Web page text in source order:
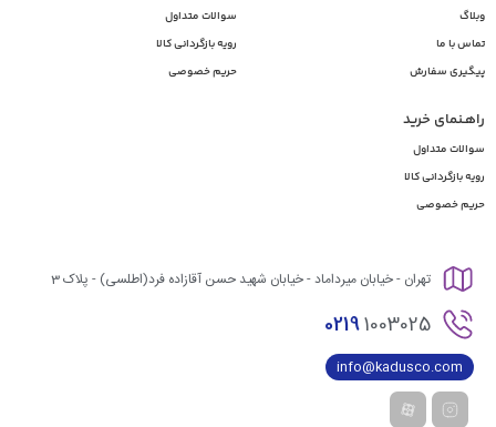
وبلاگ
تماس با ما
پیگیری سفارش
سوالات متداول
رویه بازگردانی کالا
حریم خصوصی
راهـنمای خرید
سوالات متداول
رویه بازگردانی کالا
حریم خصوصی
تهران - خیابان میرداماد - خیابان شهید حسن آقازاده فرد(اطلسی) - پلاک 3
02191003025
info@kadusco.com